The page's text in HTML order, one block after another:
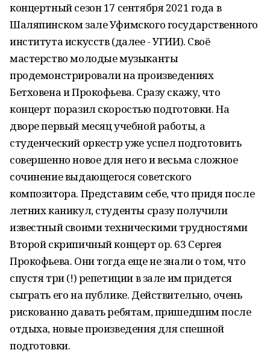
концертный сезон 17 сентября 2021 года в
Шаляпинском зале Уфимского государственного
института искусств (далее - УГИИ). Своё
мастерство молодые музыканты
продемонстрировали на произведениях
Бетховена и Прокофьева. Сразу скажу, что
концерт поразил скоростью подготовки. На
дворе первый месяц учебной работы, а
студенческий оркестр уже успел подготовить
совершенно новое для него и весьма сложное
сочинение выдающегося советского
композитора. Представим себе, что придя после
летних каникул, студенты сразу получили
известный своими техническими трудностями
Второй скрипичный концерт op. 63 Сергея
Прокофьева. Они тогда еще не знали о том, что
спустя три (!) репетиции в зале им придется
сыграть его на публике. Действительно, очень
рискованно давать ребятам, пришедшим после
отдыха, новые произведения для спешной
подготовки.